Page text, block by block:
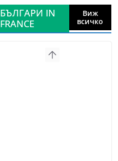
БЪЛГАРИ IN
FRANCE
Виж
всичко